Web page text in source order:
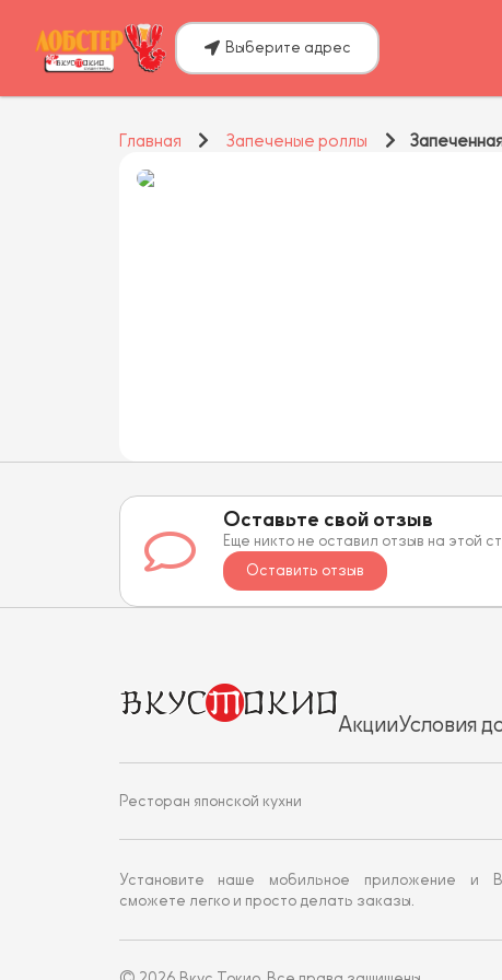
Выберите адрес
Главная Запеченые роллы
Оставьте свой отзыв
Еще никто не оставил отзыв на этой
Оставить отзыв
АкцииУсловия
Ресторан японской кухни
Установите наше мобильное приложение и
сможете легко и просто делать заказы.